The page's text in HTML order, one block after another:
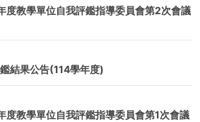
度教學單位自我評鑑指導委員會第2次會議
結果公告(114學年度)
度教學單位自我評鑑指導委員會第1次會議